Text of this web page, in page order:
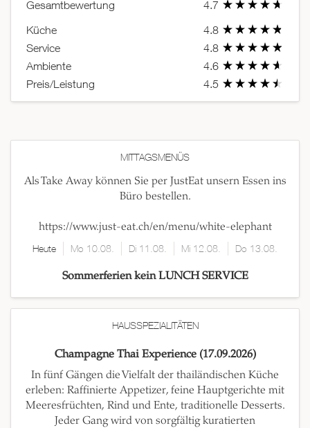
Gesamtbewertung
4.7
Küche
4.8
Service
4.8
Ambiente
4.6
Preis/Leistung
4.5
MITTAGSMENÜS
Als Take Away können Sie per JustEat unsern Essen ins
Büro bestellen.
https://www.just-eat.ch/en/menu/white-elephant
Heute Mo 10.08. Di 11.08. Mi 12.08. Do 13.08.
Sommerferien kein LUNCH SERVICE
HAUSSPEZIALITÄTEN
Champagne Thai Experience (17.09.2026)
In fünf Gängen die Vielfalt der thailändischen Küche
erleben: Raffinierte Appetizer, feine Hauptgerichte mit
Meeresfrüchten, Rind und Ente, traditionelle Desserts.
Jeder Gang wird von sorgfältig kuratierten